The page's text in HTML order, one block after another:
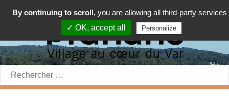
Rechercher:
By continuing to scroll, you are allowing all third-party services
✓ OK, accept all
Personalize